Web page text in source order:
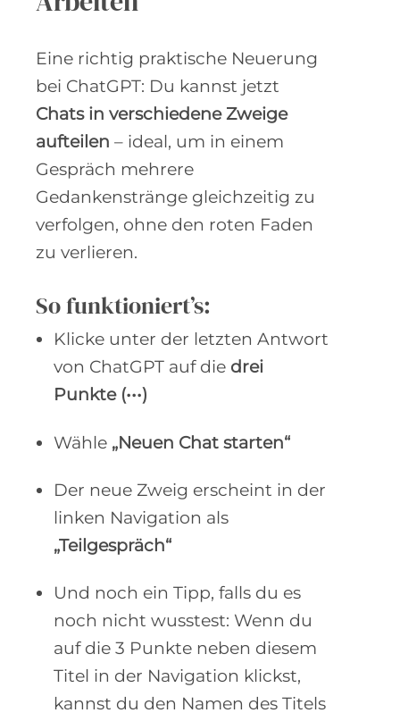
Eine richtig praktische Neuerung
bei ChatGPT: Du kannst jetzt
Chats in verschiedene Zweige
aufteilen – ideal, um in einem
Gespräch mehrere
Gedankenstränge gleichzeitig zu
verfolgen, ohne den roten Faden
zu verlieren.
So funktioniert’s:
Klicke unter der letzten Antwort
von ChatGPT auf die drei
Punkte (•••)
Wähle „Neuen Chat starten“
Der neue Zweig erscheint in der
linken Navigation als
„Teilgespräch“
Und noch ein Tipp, falls du es
noch nicht wusstest: Wenn du
auf die 3 Punkte neben diesem
Titel in der Navigation klickst,
kannst du den Namen des Titels